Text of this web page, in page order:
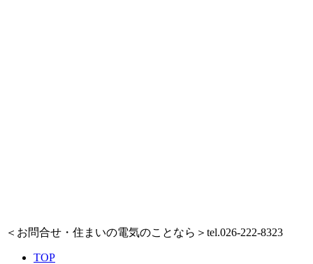
＜お問合せ・住まいの電気のことなら＞ tel.026-222-8323
TOP